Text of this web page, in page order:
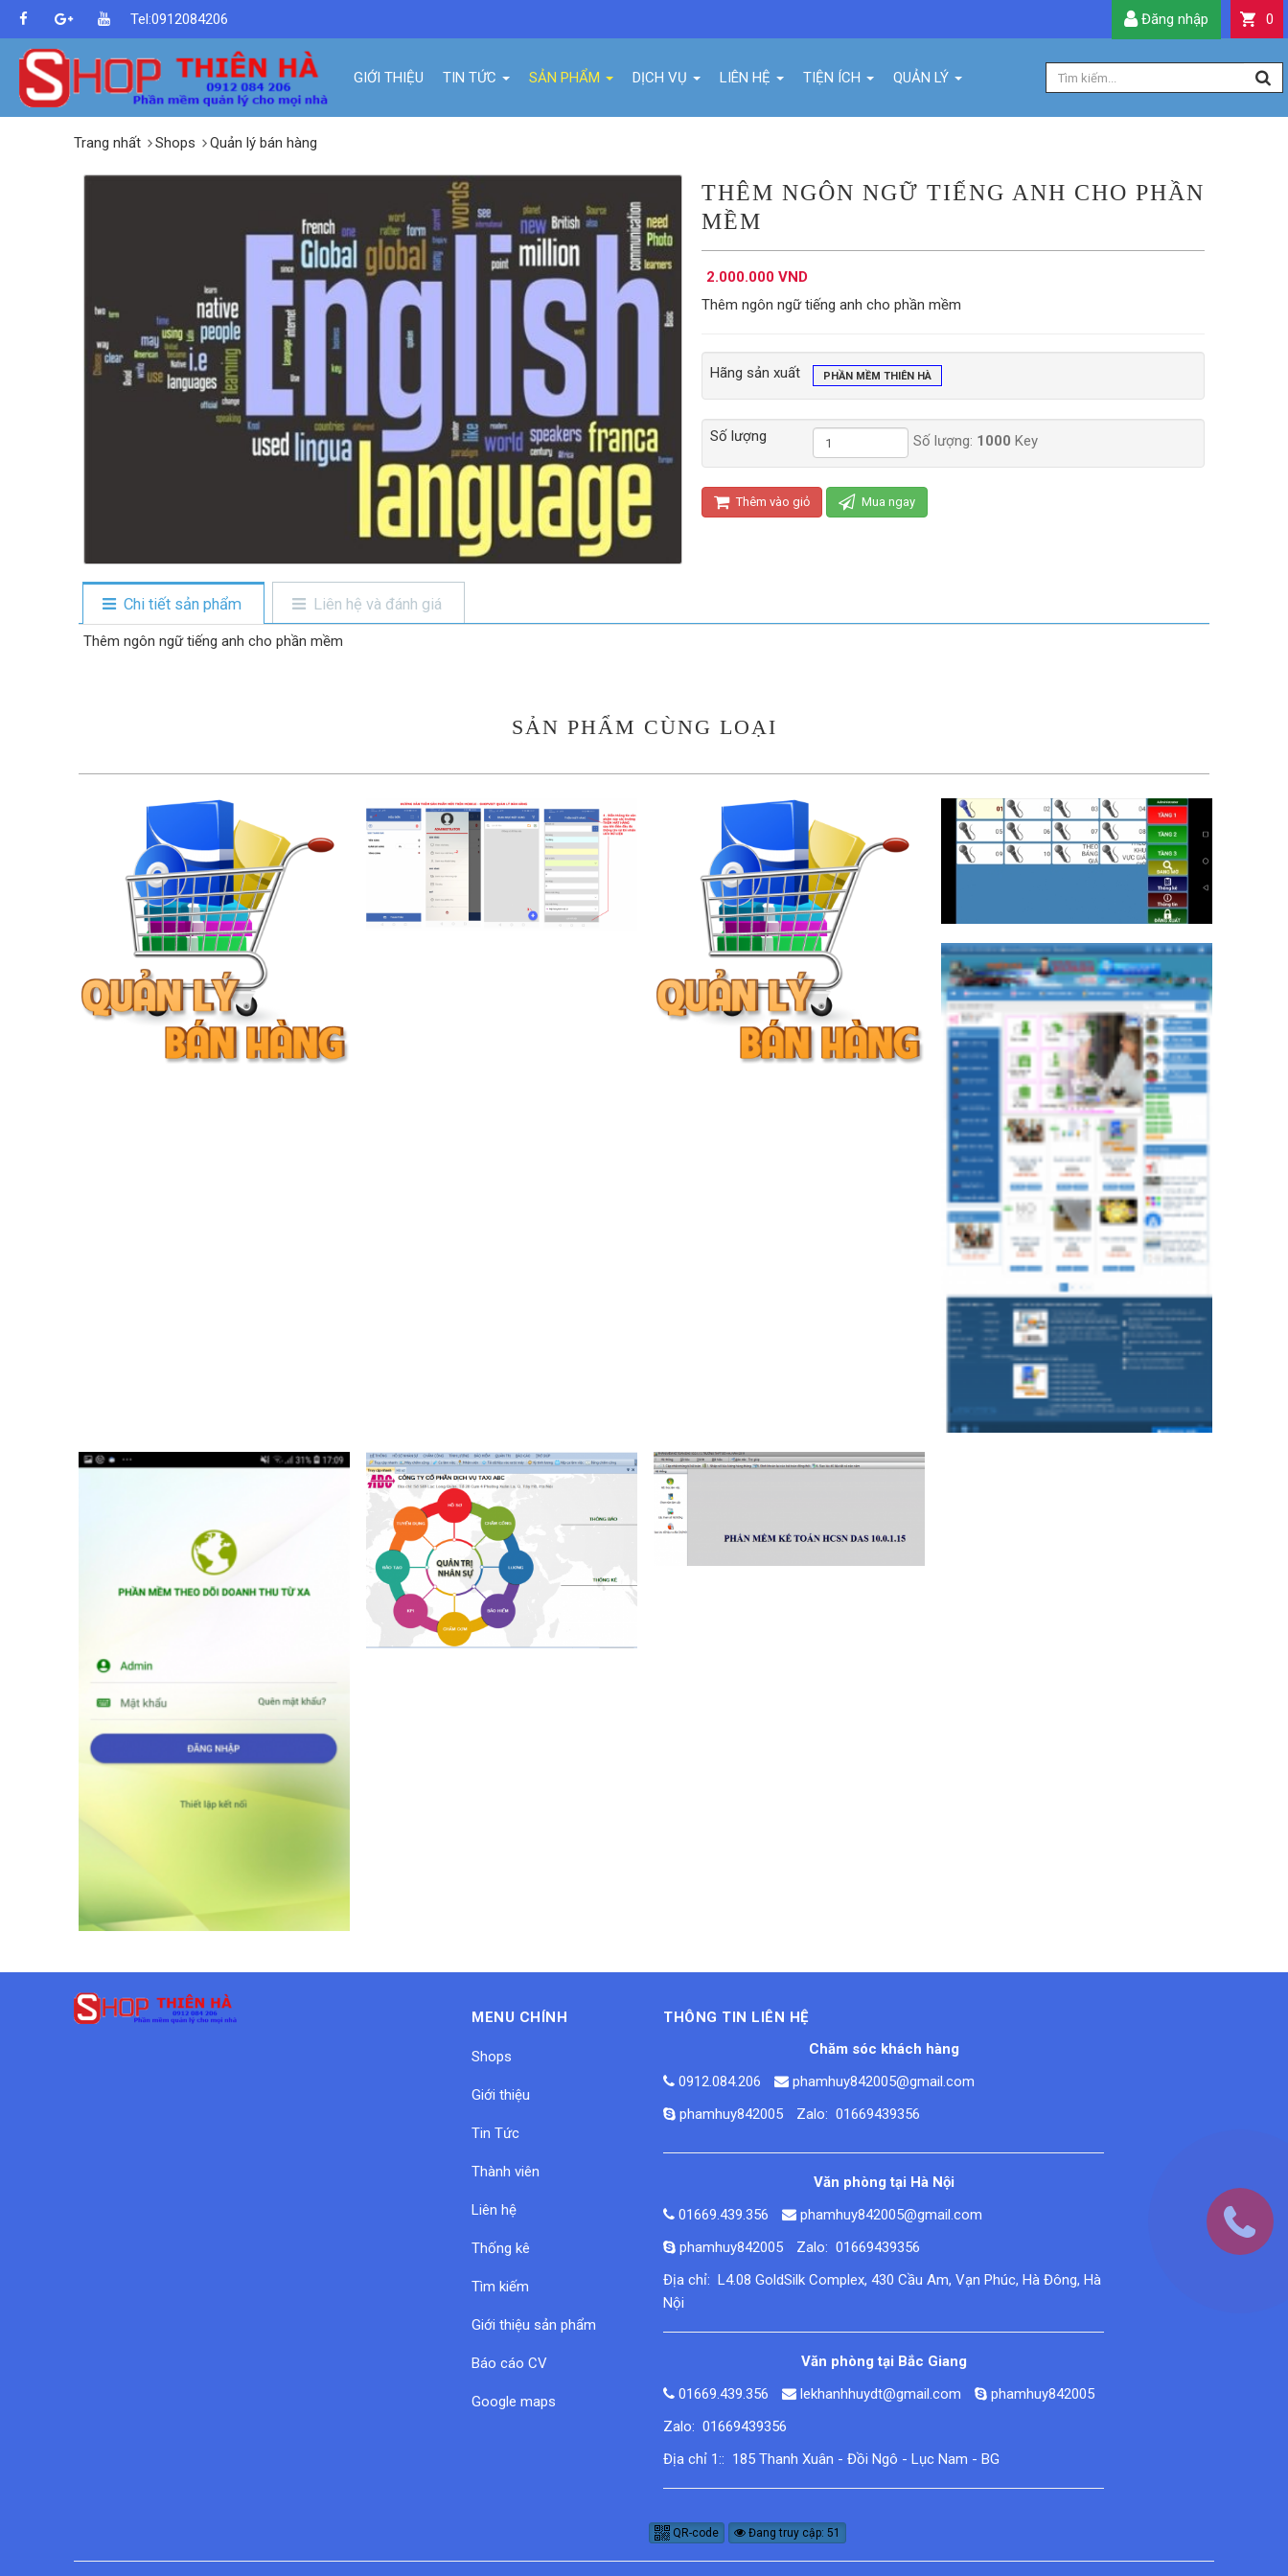
GIỚI THIỆU TIN TỨC SẢN PHẨM DỊCH VỤ LIÊN HỆ TIỆN ÍCH QUẢN LÝ
0
Đăng nhập
Tel:0912084206
Trang nhất Shops Quản lý bán hàng
THÊM NGÔN NGỮ TIẾNG ANH CHO PHẦN
MỀM
2.000.000 VND
Thêm ngôn ngữ tiếng anh cho phần mềm
Hãng sản xuất PHẦN MỀM THIÊN HÀ
Số lượng Số lượng: 1000 Key
Thêm vào giỏ Mua ngay
Chi tiết sản phẩm Liên hệ và đánh giá
Thêm ngôn ngữ tiếng anh cho phần mềm
SẢN PHẨM CÙNG LOẠI
5.000.000 VND
140.000 VND
5.000.000 VND
1.500.000 VND
3.900.000 VND
25.000.000 VND
10.000.000 VND
MENU CHÍNH
Shops
Giới thiệu
Tin Tức
Thành viên
Liên hệ
Thống kê
Tìm kiếm
Giới thiệu sản phẩm
Báo cáo CV
Google maps
THÔNG TIN LIÊN HỆ
Chăm sóc khách hàng
0912.084.206
phamhuy842005@gmail.com
phamhuy842005
Zalo: 01669439356
Văn phòng tại Hà Nội
01669.439.356
phamhuy842005@gmail.com
phamhuy842005
Zalo: 01669439356
Địa chỉ: L4.08 GoldSilk Complex, 430 Cầu Am, Vạn Phúc, Hà Đông, Hà
Nội
Văn phòng tại Bắc Giang
01669.439.356
lekhanhhuydt@gmail.com
phamhuy842005
Zalo: 01669439356
Địa chỉ 1:: 185 Thanh Xuân - Đồi Ngô - Lục Nam - BG
QR-code Đang truy cập: 51